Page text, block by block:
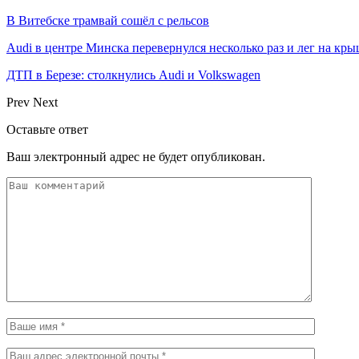
В Витебске трамвай сошёл с рельсов
Audi в центре Минска перевернулся несколько раз и лег на
ДТП в Березе: столкнулись Audi и Volkswagen
Prev Next
Оставьте ответ
Ваш электронный адрес не будет опубликован.